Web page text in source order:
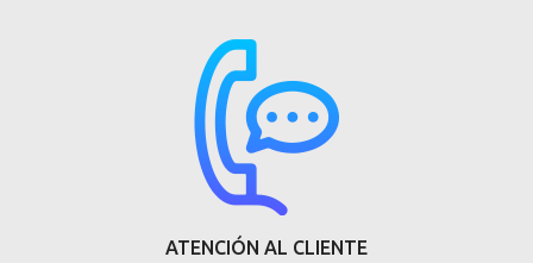
ATENCIÓN AL CLIENTE